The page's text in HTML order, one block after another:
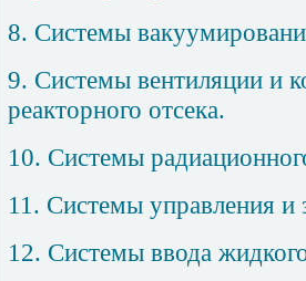
8. Системы
9. Системы вентиляции и
реакторного отсека.
10. Системы
11. Системы управления и
12. Системы ввода